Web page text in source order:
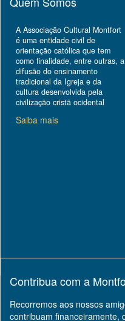
A Associação Cultural Montfort
é uma entidade civil de
orientação católica que tem
como finalidade, entre outras, a
difusão do ensinamento
tradicional da Igreja e da
cultura desenvolvida pela
civilização cristã ocidental
Saiba mais
Contribua com a
Recorremos aos nossos
contribuam financeiramente,